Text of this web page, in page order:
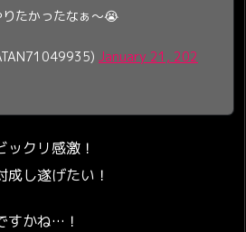
たかったなぁ〜😭
January 21, 202
クリ感激！
し遂げたい！
すかね…！